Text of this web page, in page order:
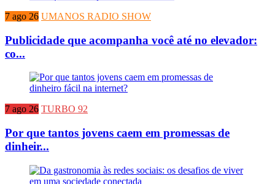
7 ago 26 UMANOS RADIO SHOW
Publicidade que acompanha você até no elevador:
co...
7 ago 26 TURBO 92
Por que tantos jovens caem em promessas de
dinheir...